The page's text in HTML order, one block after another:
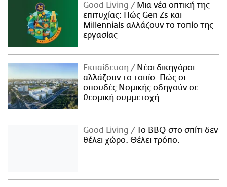
Good Living
Μια νέα οπτική της
επιτυχίας: Πώς Gen Zs και
Millennials αλλάζουν το τοπίο της
εργασίας
Εκπαίδευση
Νέοι δικηγόροι
αλλάζουν το τοπίο: Πώς οι
σπουδές Νομικής οδηγούν σε
θεσμική συμμετοχή
Good Living
Το BBQ στο σπίτι δεν
θέλει χώρο. Θέλει τρόπο.